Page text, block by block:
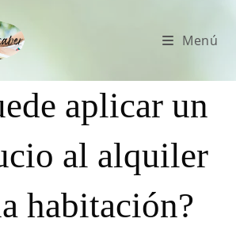
Menú
aplicar un
al alquiler
habitación?